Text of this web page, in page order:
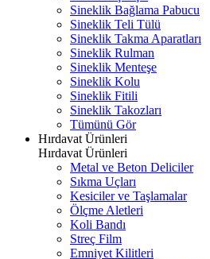
Sineklik Bağlama Pabucu
Sineklik Teli Tülü
Sineklik Takma Aparatları
Sineklik Rulman
Sineklik Menteşe
Sineklik Kolu
Sineklik Fitili
Sineklik Takozları
Tümünü Gör
Hırdavat Ürünleri
Hırdavat Ürünleri
Metal ve Beton Deliciler
Sıkma Uçları
Kesiciler ve Taşlamalar
Ölçme Aletleri
Koli Bandı
Streç Film
Emniyet Kilitleri